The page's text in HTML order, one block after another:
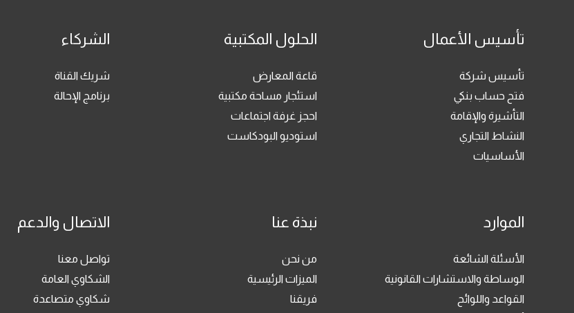
تأسيس الأعمال
تأسيس شركة
فتح حساب بنكي
التأشيرة والإقامة
النشاط التجاري
الأساسيات
الحلول المكتبية
قاعة المعارض
استئجار مساحة مكتبية
احجز غرفة اجتماعات
استوديو البودكاست
الشركاء
شريك القناة
برنامج الإحالة
الموارد
الأسئلة الشائعة
الوساطة والاستشارات القانونية
القواعد واللوائح
نبذة عنا
من نحن
الميزات الرئيسية
فريقنا
الاتصال والدعم
تواصل معنا
الشكاوي العامة
شكاوي متصاعدة